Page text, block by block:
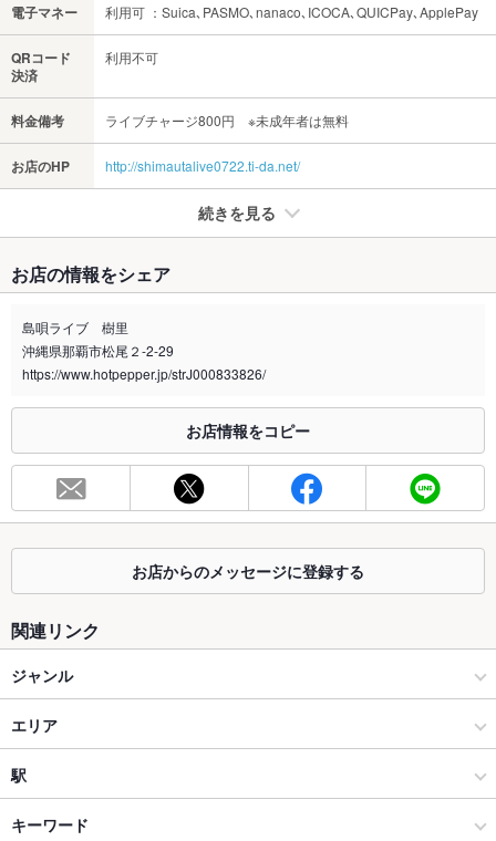
電子マネー 利用可 ：Suica､PASMO､nanaco､ICOCA､QUICPay､ApplePay
QRコード
決済
利用不可
料金備考 ライブチャージ800円 ※未成年者は無料
お店のHP http://shimautalive0722.ti-da.net/
続きを見る
禁煙・喫煙
全席禁煙
喫煙専用室 なし
合わせください。
お席
容人数
個室 なし ：個室のご用意はございません。
座敷
掘りごたつ
カウンター
あり ：お一人様でも入りやすいカウンター席は５名様まで対応
可能。
ソファー なし ：ソファー席のご用意はございません。
お店の情報をシェア
島唄ライブ 樹里
沖縄県那覇市松尾２-2-29
https://www.hotpepper.jp/strJ000833826/
お店情報をコピー
お店からのメッセージに登録する
関連リンク
ジャンル
居酒屋
洋・和洋・各国料理・その他
那覇 × 居酒屋
エリア
国際通り
国際通り × 居酒屋
駅
県庁前駅
キーワード